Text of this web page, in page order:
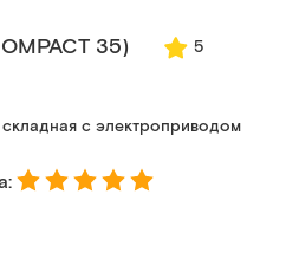
35) 5
с электроприводом